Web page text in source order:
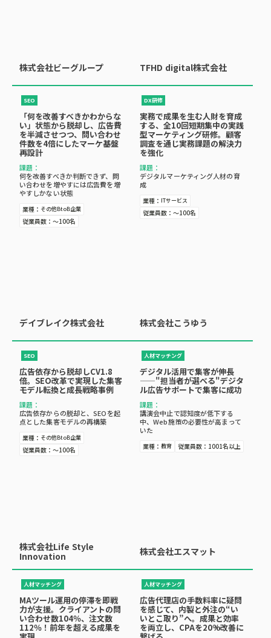
株式会社ビーグループ
SEO
「何を改善すべきかわからな
い」状態から脱却し、広告費
を半減させつつ、問い合わせ
件数を4倍にしたマーケ基盤
再設計
課題：
何を改善すべきか判断できず、問
い合わせを増やすには広告費を増
やすしかない状態
業種： その他BtoB企業
従業員数： ～100名
TFHD digital株式会社
DX研修
実務で成果を生む人財を育成
する、全10回短期集中の実践
型マーケティング研修。顧客
調査を通じ実務課題の解決力
を強化
課題：
デジタルマーケティング人材の育
成
業種： ITサービス
従業員数： ～100名
デイブレイク株式会社
SEO
広告依存から脱却しCV1.8
倍。SEO改革で実現した集客
モデル転換と成長戦略事例
課題：
広告依存からの脱却と、SEOを起
点とした集客モデルの再構築
業種： その他BtoB企業
従業員数： ～100名
株式会社こうゆう
人材マッチング
デジタル活用で集客が伸長
——"担当者が選べる"デジタ
ル広告サポートで集客に成功
課題：
講演会中止で認知度が低下する
中、Web施策の必要性が高まって
いた
業種： 教育 従業員数： 1001名以上
株式会社Life Style
Innovation
人材マッチング
MAツール運用の停滞を即戦
力が支援。クライアントの問
い合わせ数104％、注文数
112％！前年を超える成果を
株式会社エスマット
人材マッチング
広告代理店の手数料率に疑問
を感じて、内製と外注の“い
いとこ取り”へ。成果と効率
を両立し、CPAを20%改善に